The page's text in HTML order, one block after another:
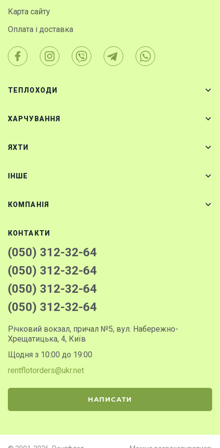
Карта сайту
Оплата і доставка
ТЕПЛОХОДИ
ХАРЧУВАННЯ
ЯХТИ
IНШЕ
КОМПАНІЯ
КОНТАКТИ
(050) 312-32-64
(050) 312-32-64
(050) 312-32-64
(050) 312-32-64
Річковий вокзал, причал №5, вул. Набережно-
Хрещатицька, 4, Київ
Щодня з 10:00 до 19:00
rentflotorders@ukr.net
НАПИСАТИ